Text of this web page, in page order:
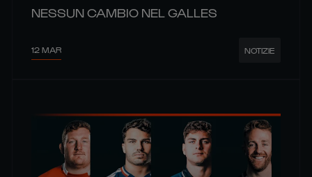
NESSUN CAMBIO NEL GALLES
12 MAR NOTIZIE